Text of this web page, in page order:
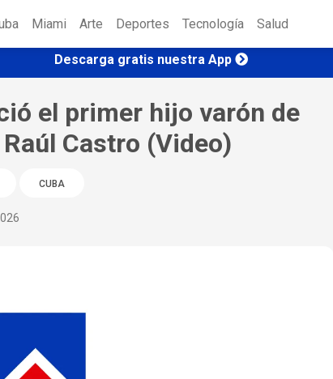
Miami Arte Deportes Tecnología Salud
Descarga gratis nuestra App
el primer hijo varón de
Castro (Video)
CUBA